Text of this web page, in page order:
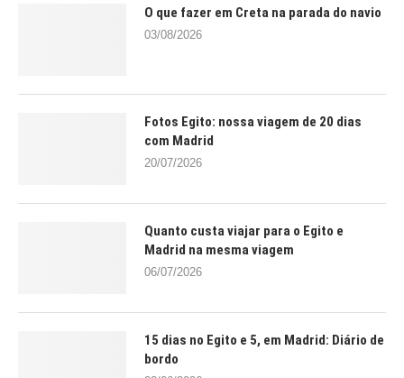
O que fazer em Creta na parada do navio
03/08/2026
Fotos Egito: nossa viagem de 20 dias
com Madrid
20/07/2026
Quanto custa viajar para o Egito e
Madrid na mesma viagem
06/07/2026
15 dias no Egito e 5, em Madrid: Diário de
bordo